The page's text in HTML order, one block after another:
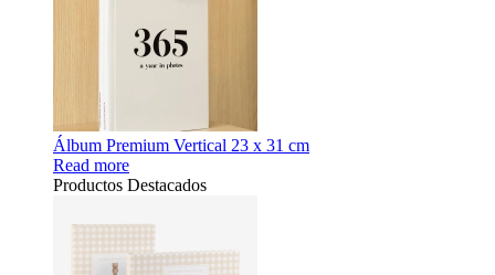
Álbum Premium Vertical 23 x 31 cm
Read more
Productos Destacados